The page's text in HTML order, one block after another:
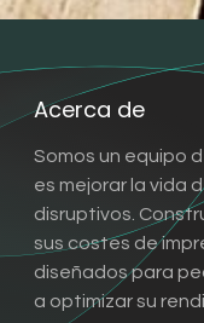
Acerca de
Somos un equipo
es mejorar la vida
disruptivos.
sus costes de
diseñados para
a optimizar su